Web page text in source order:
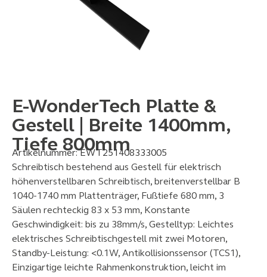
E-WonderTech Platte &
Gestell | Breite 1400mm,
Tiefe 800mm
Artikelnummer:EWT251408333005
Schreibtisch bestehend aus Gestell für elektrisch
höhenverstellbaren Schreibtisch, breitenverstellbar B
1040-1740 mm Plattenträger, Fußtiefe 680 mm, 3
Säulen rechteckig 83 x 53 mm, Konstante
Geschwindigkeit: bis zu 38mm/s, Gestelltyp: Leichtes
elektrisches Schreibtischgestell mit zwei Motoren,
Standby-Leistung: <0.1W, Antikollisionssensor (TCS1),
Einzigartige leichte Rahmenkonstruktion, leicht im